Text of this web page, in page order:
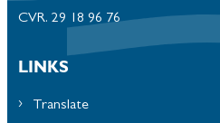
CVR. 29 18 96 76
LINKS
Translate